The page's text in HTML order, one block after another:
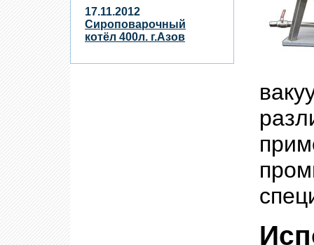
17.11.2012
Сироповарочный
котёл 400л. г.Азов